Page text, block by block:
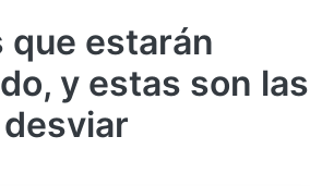
que estarán
y estas son las